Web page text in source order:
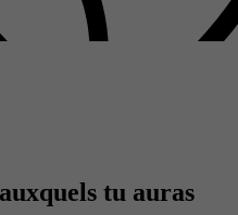
tu auras